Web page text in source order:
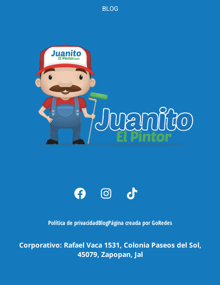
BLOG
Política de privacidadBlogPágina creada por GoRedes
Corporativo: Rafael Vaca 1531, Colonia Paseos del Sol,
45079, Zapopan, Jal